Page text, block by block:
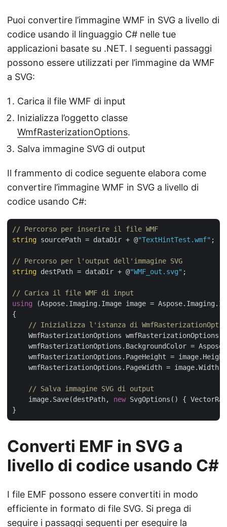
Puoi convertire l’immagine WMF in SVG a livello di
codice usando il linguaggio C# nelle tue
applicazioni basate su .NET. I seguenti passaggi
possono essere utilizzati per l’immagine da WMF
a SVG:
Carica il file WMF di input
Inizializza l’oggetto classe
WmfRasterizationOptions.
Salva immagine SVG di output
Il frammento di codice seguente elabora come
convertire l’immagine WMF in SVG a livello di
codice usando C#:
// Percorso per inserire il file WMF
string sourcePath = dataDir + @"TextHintTest.wmf" ;
// Percorso per l'output dell'immagine SVG
string destPath = dataDir + @"WMF_out.svg" ;
// Carica il file WMF di input
using (Aspose.Imaging.Image image =
{
// Inizializza l'istanza di
WmfRasterizationOptions wmfRasterizationOptions
wmfRasterizationOptions.BackgroundColor =
wmfRasterizationOptions.PageHeight =
    wmfRasterizationOptions.PageWidth = image.Width;
// Salva immagine SVG di output
    image.Save(destPath,
new SvgOptions() {
Converti EMF in SVG a
livello di codice usando C#
I file EMF possono essere convertiti in modo
efficiente in formato di file SVG. Si prega di
seguire i passaggi seguenti per eseguire la